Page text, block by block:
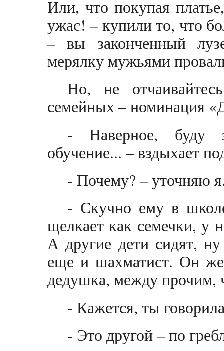
Или, что покупая
ужас! – купили то, что
– вы законченный
мерялку мужьями
Но, не
семейных – номинация
- Наверное, буду
обучение... – вздыхает
- Почему? – уточняю
- Скучно ему в
щелкает как семечки, у
А другие дети сидят,
еще и шахматист. Он
дедушка, между
- Кажется, ты
- Это другой – по